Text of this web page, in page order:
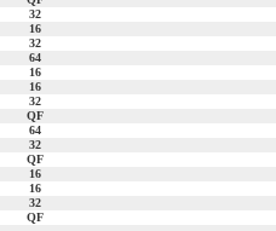
32
16
32
64
16
16
32
QF
64
32
QF
16
16
32
QF